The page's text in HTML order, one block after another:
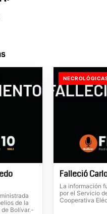
de la
Bolívar.-
Falleció
La información
por el Servicio
Cooperativa